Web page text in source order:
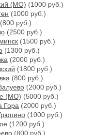
(МО) (1000 руб.)
(1000 руб.)
(800 руб.)
(2500 руб.)
(1500 руб.)
(1300 руб.)
(2000 руб.)
(1800 руб.)
(800 руб.)
(2000 руб.)
(МО) (5000 руб.)
Гора (2000 руб.)
(1000 руб.)
(1200 руб.)
(800 руб.)